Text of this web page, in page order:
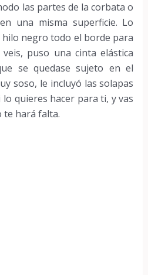
las partes de la corbata o
una misma superficie. Lo
negro todo el borde para
puso una cinta elástica
se quedase sujeto en el
soso, le incluyó las solapas
quieres hacer para ti, y vas
te hará falta.